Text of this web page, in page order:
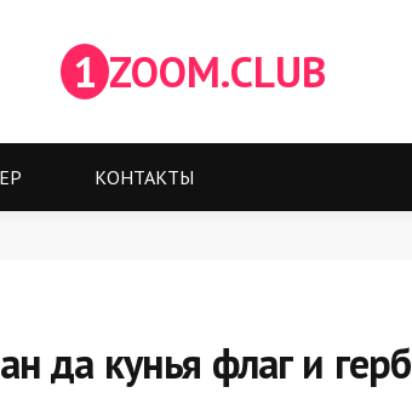
1 ZOOM.CLUB
КОНТАКТЫ
да кунья флаг и герб